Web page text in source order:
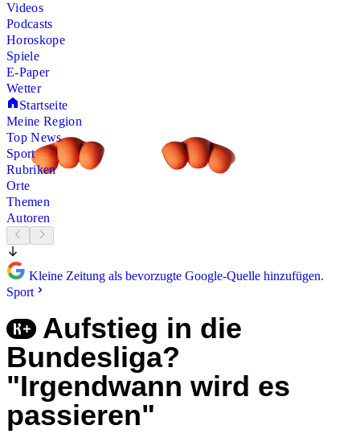
Videos
Podcasts
Horoskope
Spiele
E-Paper
Wetter
Startseite
Meine Region
Top News
Sport
Rubriken
Orte
Themen
Autoren
Kleine Zeitung als bevorzugte Google-Quelle hinzufügen.
Sport
Aufstieg in die
Bundesliga?
"Irgendwann wird es
passieren"